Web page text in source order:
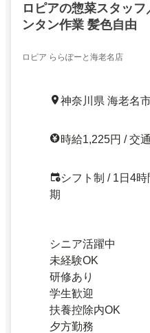
ロピアの惣菜スタッ
ンタン作業 髪色自由
ロピア ららぽーと海老名店
神奈川県 海老名
時給1,225円 / 交
シフト制 / 1日4
期
シニア活躍中
未経験OK
研修あり
学生歓迎
扶養控除内OK
夕方勤務